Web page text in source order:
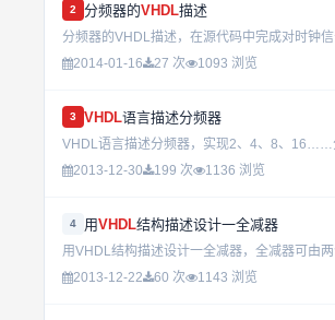
2 分频器的VHDL描述
2014-01-16
27 次 1093 浏览
3 VHDL语言描述分频器
2013-12-30
199 次 1136 浏览
4 用VHDL结构描述设计一全减器
2013-12-22
60 次 1143 浏览